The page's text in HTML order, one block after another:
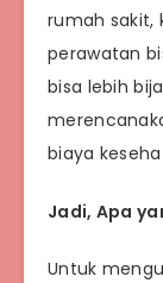
rumah sakit,
perawatan
bisa lebih
biaya
Jadi, Apa
Untuk